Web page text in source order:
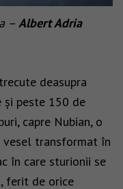
– Albert Adria
deasupra
și peste 150 de
capre Nubian, o
vesel transformat în
în care sturionii se
ferit de orice